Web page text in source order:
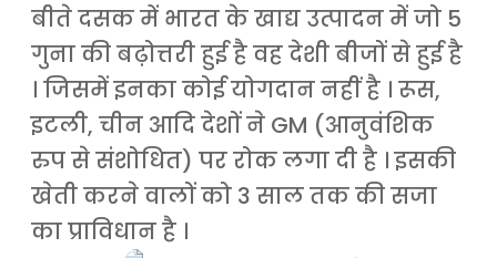
बीते दसक में भारत के खाद्य उत्पादन में जो 5
गुना की बढ़ोत्तरी हुई है वह देशी बीजों से हुई है
। जिसमें इनका कोई योगदान नहीं है । रूस,
इटली, चीन आदि देशों ने GM (आनुवंशिक
रुप से संशोधित) पर रोक लगा दी है । इसकी
खेती करने वालों को 3 साल तक की सजा
का प्राविधान है ।